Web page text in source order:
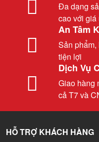
Đa dạng
cao với giá
An Tâm
Sản
tiện lợi
Dịch Vụ
Giao hàng
cả T7 và
HỖ TRỢ KHÁCH HÀNG